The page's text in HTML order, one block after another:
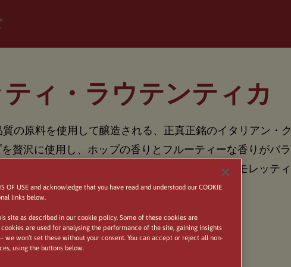
ィ・ラウテンティカ
の原料を使用して醸造される、正真正銘のイタリアン・ク
贅沢に使用し、ホップの香りとフルーティーな香りがバラ
味とすっきりとした後味が特徴です。ビッラ・モレッティ
理との相性も抜群です。乾杯！
OF USE and acknowledge that you have read and understood our COOKIE
links below.
site as described in our cookie policy. Some of these cookies are
are used for analysing the performance of the site, gaining insights
we won’t set these without your consent. You can accept or reject all non-
using the buttons below.